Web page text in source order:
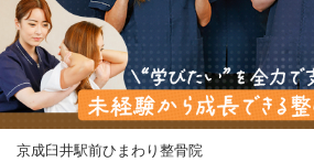
京成臼井駅前ひまわり整骨院